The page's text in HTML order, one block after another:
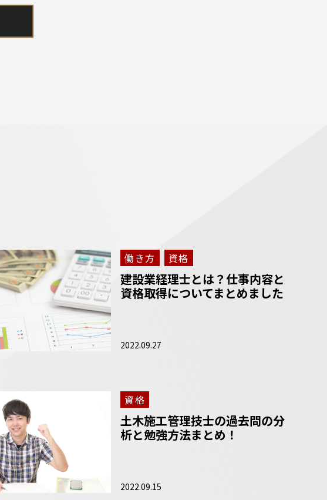
働き方 資格
建設業経理士とは？仕事内容と
資格取得についてまとめました
2022.09.27
資格
土木施工管理技士の過去問の分
析と勉強方法まとめ！
2022.09.15